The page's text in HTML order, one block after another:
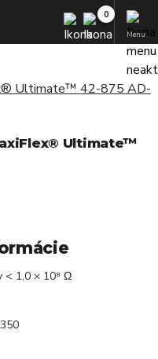
Menu
Ultimate™
< 1,0 × 10⁸ Ω